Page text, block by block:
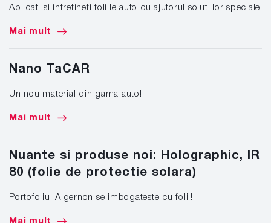
Aplicati si intretineti foliile auto cu ajutorul solutiilor speciale
Mai mult
Nano TaCAR
Un nou material din gama auto!
Mai mult
Nuante si produse noi: Holographic, IR
80 (folie de protectie solara)
Portofoliul Algernon se imbogateste cu folii!
Mai mult